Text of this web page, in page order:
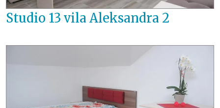
Studio 13 vila Aleksandra 2